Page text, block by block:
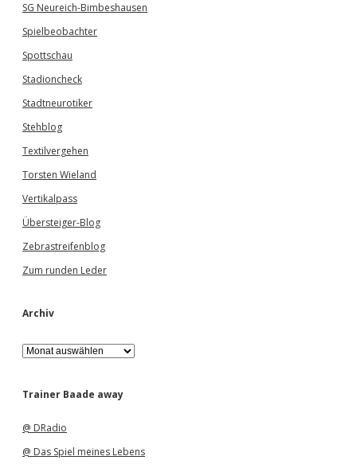
SG Neureich-Bimbeshausen
Spielbeobachter
Spottschau
Stadioncheck
Stadtneurotiker
Stehblog
Textilvergehen
Torsten Wieland
Vertikalpass
Übersteiger-Blog
Zebrastreifenblog
Zum runden Leder
Archiv
A
r
h
Trainer Baade away
@ DRadio
@ Das Spiel meines Lebens